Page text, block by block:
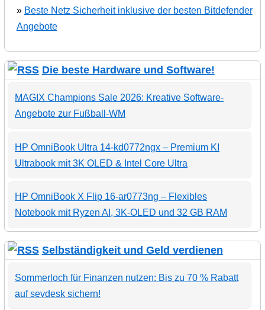
» Beste Netz Sicherheit inklusive der besten Bitdefender
Angebote
Die beste Hardware und Software!
MAGIX Champions Sale 2026: Kreative Software-
Angebote zur Fußball-WM
HP OmniBook Ultra 14-kd0772ngx – Premium KI
Ultrabook mit 3K OLED & Intel Core Ultra
HP OmniBook X Flip 16-ar0773ng – Flexibles
Notebook mit Ryzen AI, 3K-OLED und 32 GB RAM
Selbständigkeit und Geld verdienen
Sommerloch für Finanzen nutzen: Bis zu 70 % Rabatt
auf sevdesk sichern!